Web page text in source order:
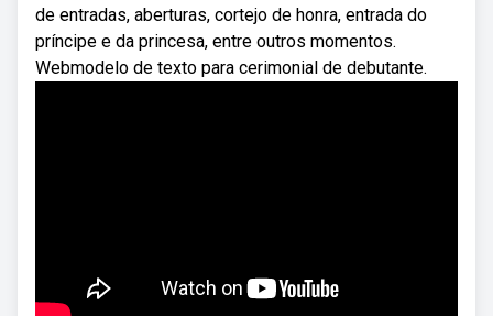
de entradas, aberturas, cortejo de honra, entrada do
príncipe e da princesa, entre outros momentos.
Webmodelo de texto para cerimonial de debutante.